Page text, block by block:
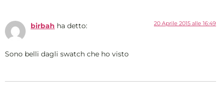
birbah ha detto: 20 Aprile 2015 alle 16:49
Sono belli dagli swatch che ho visto